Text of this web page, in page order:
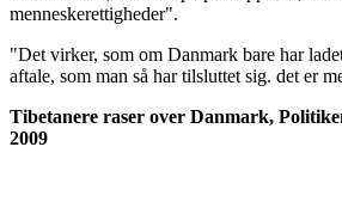
menneskerettigheder".
"Det virker, som om Danmark bare har
aftale, som man så har tilsluttet sig. det er
Tibetanere raser over Danmark,
2009